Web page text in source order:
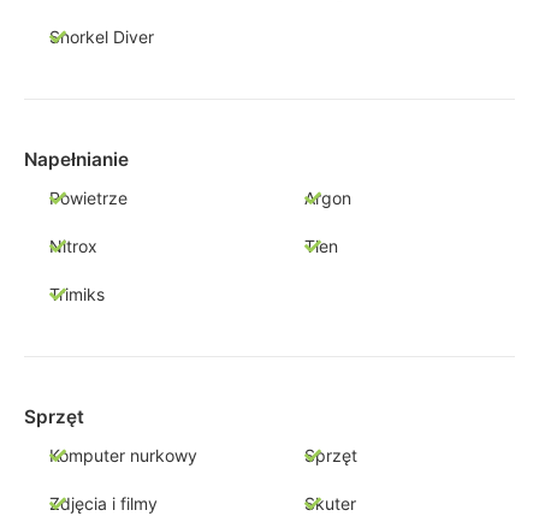
Snorkel Diver
Napełnianie
Powietrze Argon
Nitrox Tlen
Trimiks
Sprzęt
Komputer nurkowy Sprzęt
Zdjęcia i filmy Skuter